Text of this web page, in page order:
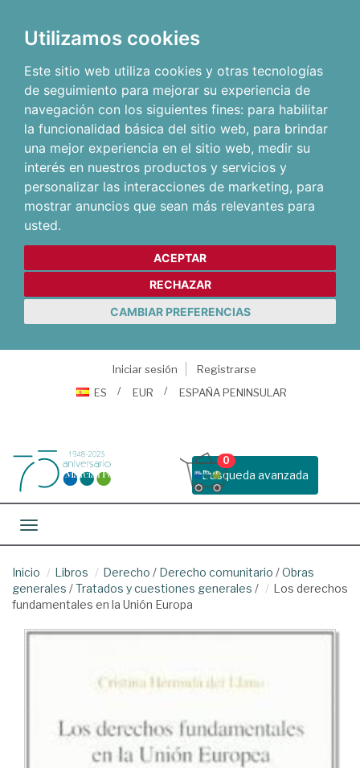
Utilizamos cookies
Este sitio web utiliza cookies y otras tecnologías
de seguimiento para mejorar su experiencia de
navegación con los siguientes fines: para habilitar
la funcionalidad básica del sitio web, para brindar
una mejor experiencia en el sitio web, medir su
interés en nuestros productos y servicios y
personalizar las interacciones de marketing, para
mostrar anuncios que sean más relevantes para
usted.
ACEPTAR
RECHAZAR
CAMBIAR PREFERENCIAS
Iniciar sesión
Registrarse
ES
EUR ESPAÑA PENINSULAR
Busqueda avanzada
0
Toggle navigation
Inicio Libros Derecho / Derecho comunitario /Obras
generales /Tratados y cuestiones generales /
Los derechos
fundamentales en la Unión Europa